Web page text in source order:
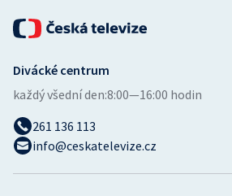
Divácké centrum
každý všední den:8:00—16:00 hodin
261 136 113
info@ceskatelevize.cz